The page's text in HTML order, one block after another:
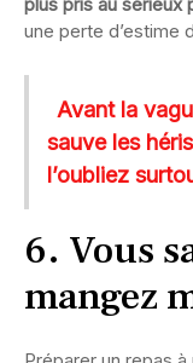
une perte d’estime
Avant la
sauve les
l’oubliez
6. Vous
mangez